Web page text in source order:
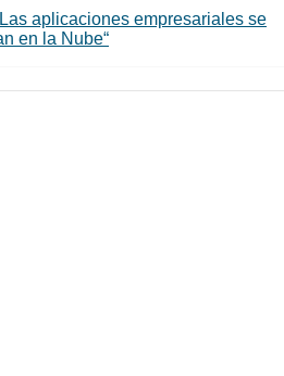
aplicaciones empresariales se
en la Nube“